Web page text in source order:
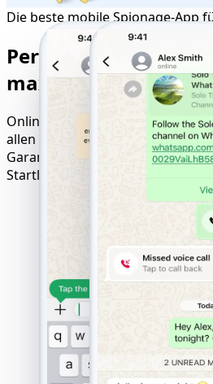
Die beste mobile Spionage-App
Perfekte
maximale Tracking-
Online-Tool zum Hacken von
allen Geräten,
Garantierte Ergebnisse mit Pay-
Startlogik.